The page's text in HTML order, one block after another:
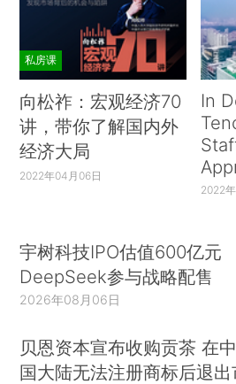
私房课
向松祚：宏观经济70
讲，带你了解国内外
经济大局
2022年04月06日
In
2022
宇树科技IPO估值600亿元
DeepSeek参与战略配售
2026年08月06日
贝恩资本宣布收购贡茶 在中
国大陆无法注册商标后退出